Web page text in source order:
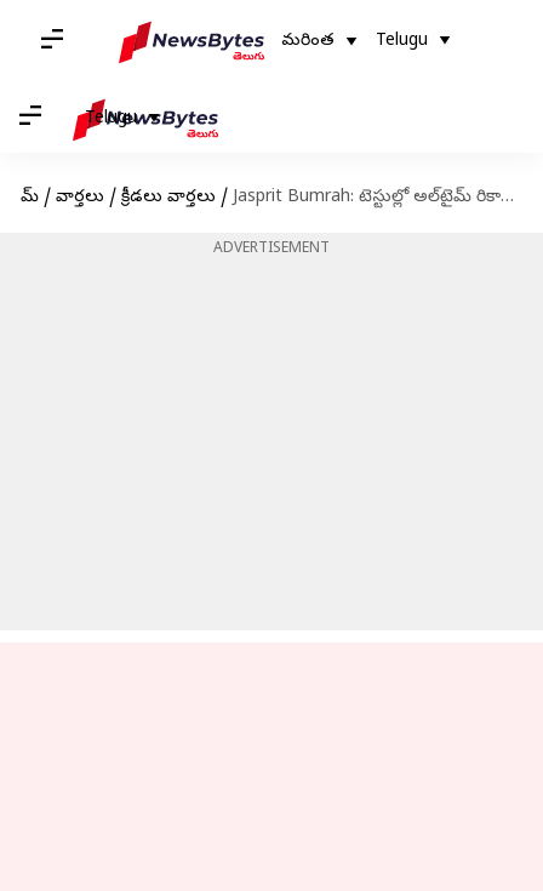
మరింత Telugu
Telugu
హోమ్ / వార్తలు / క్రీడలు వార్తలు / Jasprit Bumrah: టెస్టుల్లో అల్‌టైమ్ రికార్డు.. కపిల్‌దేవ్‌ను దాటేసిన బుమ్రా
ADVERTISEMENT